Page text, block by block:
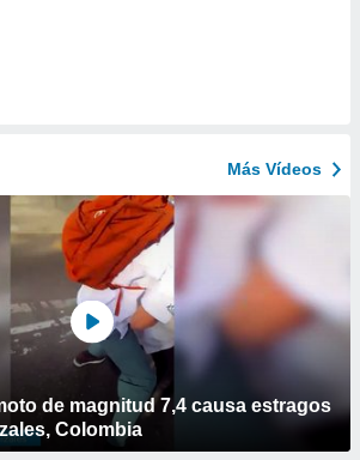
Más Vídeos
de magnitud 7,4 causa estragos
Colombia